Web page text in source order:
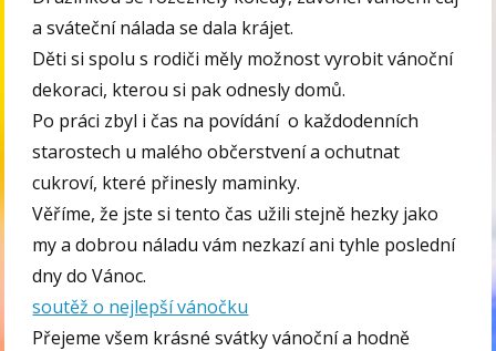
a sváteční nálada se dala krájet.
Děti si spolu s rodiči měly možnost vyrobit vánoční
dekoraci, kterou si pak odnesly domů.
Po práci zbyl i čas na povídání o každodenních
starostech u malého občerstvení a ochutnat
cukroví, které přinesly maminky.
Věříme, že jste si tento čas užili stejně hezky jako
my a dobrou náladu vám nezkazí ani tyhle poslední
dny do Vánoc.
soutěž o nejlepší vánočku
Přejeme všem krásné svátky vánoční a hodně